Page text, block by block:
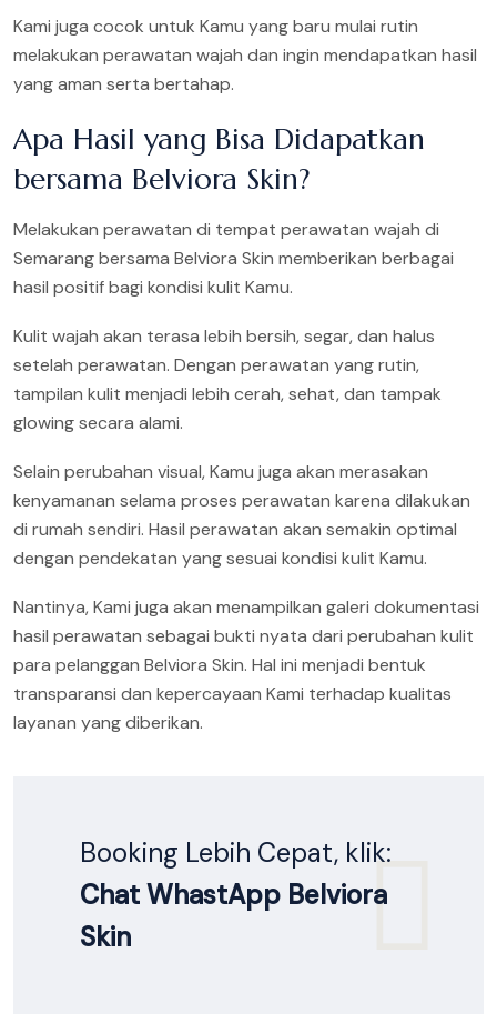
Kami juga cocok untuk Kamu yang baru mulai rutin
melakukan perawatan wajah dan ingin mendapatkan hasil
yang aman serta bertahap.
Apa Hasil yang Bisa Didapatkan
bersama Belviora Skin?
Melakukan perawatan di tempat perawatan wajah di
Semarang bersama Belviora Skin memberikan berbagai
hasil positif bagi kondisi kulit Kamu.
Kulit wajah akan terasa lebih bersih, segar, dan halus
setelah perawatan. Dengan perawatan yang rutin,
tampilan kulit menjadi lebih cerah, sehat, dan tampak
glowing secara alami.
Selain perubahan visual, Kamu juga akan merasakan
kenyamanan selama proses perawatan karena dilakukan
di rumah sendiri. Hasil perawatan akan semakin optimal
dengan pendekatan yang sesuai kondisi kulit Kamu.
Nantinya, Kami juga akan menampilkan galeri dokumentasi
hasil perawatan sebagai bukti nyata dari perubahan kulit
para pelanggan Belviora Skin. Hal ini menjadi bentuk
transparansi dan kepercayaan Kami terhadap kualitas
layanan yang diberikan.
Booking Lebih Cepat, klik:
Chat WhastApp Belviora
Skin